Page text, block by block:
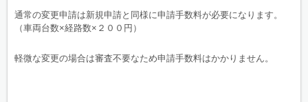
通常の変更申請は新規申請と同様に申請手数料が必要になります。
（車両台数×経路数×２００円）
軽微な変更の場合は審査不要なため申請手数料はかかりません。